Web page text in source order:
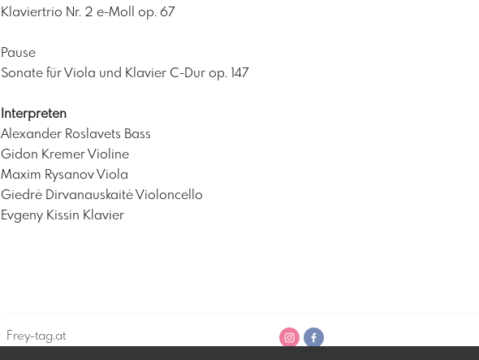
Klaviertrio Nr. 2 e-Moll op. 67
Pause
Sonate für Viola und Klavier C-Dur op. 147
Interpreten
Alexander Roslavets Bass
Gidon Kremer Violine
Maxim Rysanov Viola
Giedrė Dirvanauskaitė Violoncello
Evgeny Kissin Klavier
Frey-tag.at